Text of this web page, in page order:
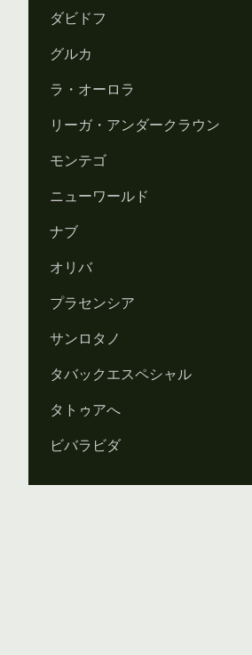
ダビドフ
グルカ
ラ・オーロラ
リーガ・アンダークラウン
モンテゴ
ニューワールド
ナブ
オリバ
プラセンシア
サンロタノ
タバックエスペシャル
タトゥアへ
ビバラビダ